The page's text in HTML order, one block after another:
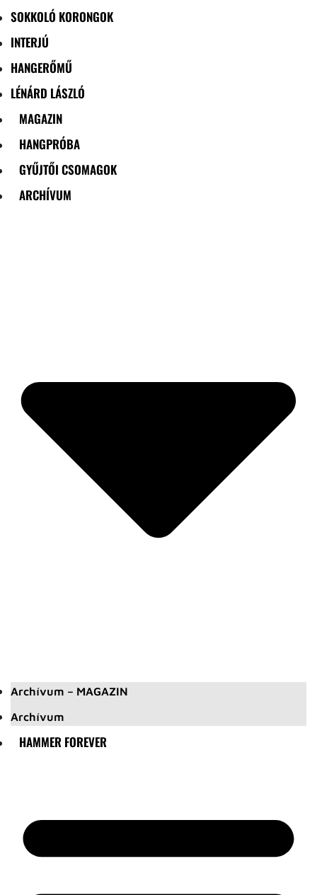
SOKKOLÓ KORONGOK
INTERJÚ
HANGERŐMŰ
LÉNÁRD LÁSZLÓ
MAGAZIN
HANGPRÓBA
GYŰJTŐI CSOMAGOK
ARCHÍVUM
Archívum – MAGAZIN
Archívum
HAMMER FOREVER